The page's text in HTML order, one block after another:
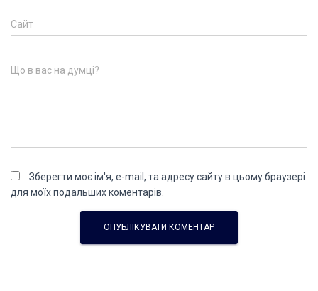
Сайт
Що в вас на думці?
Зберегти моє ім'я, e-mail, та адресу сайту в цьому браузері
для моїх подальших коментарів.